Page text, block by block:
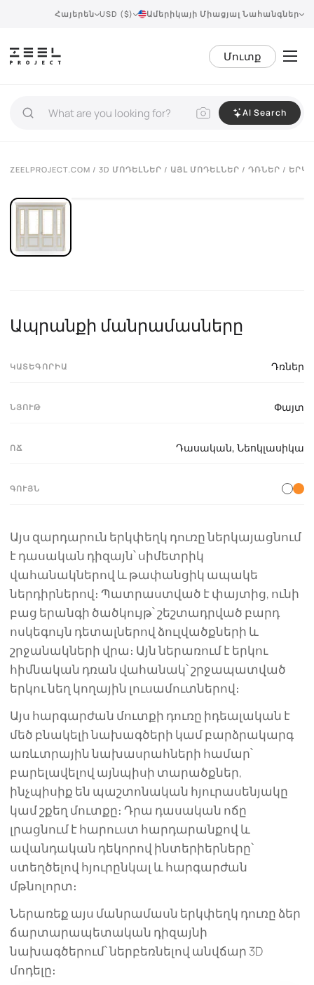
Հայերեն USD ($) Ամերիկայի Միացյալ Նահանգներ
Մուտք
AI Search
ZEELPROJECT.COM / 3D ՄՈԴԵԼՆԵՐ / ԱՅԼ ՄՈԴԵԼՆԵՐ / ԴՌՆԵՐ /
VIEW 360°
Ապրանքի մանրամասները
ԿԱՏԵԳՈՐԻԱ Դռներ
ՆՅՈՒԹ Փայտ
ՈՃ Դասական, Նեոկլասիկա
ԳՈՒՅՆ
Այս զարդարուն երկփեղկ դուռը ներկայացնում
է դասական դիզայն՝ սիմետրիկ
վահանակներով և թափանցիկ ապակե
ներդիրներով։ Պատրաստված է փայտից, ունի
բաց երանգի ծածկույթ՝ շեշտադրված բարդ
ոսկեգույն դետալներով ձուլվածքների և
շրջանակների վրա։ Այն ներառում է երկու
հիմնական դռան վահանակ՝ շրջապատված
երկու նեղ կողային լուսամուտներով։
Այս հարգարժան մուտքի դուռը իդեալական է
մեծ բնակելի նախագծերի կամ բարձրակարգ
առևտրային նախասրահների համար՝
բարելավելով այնպիսի տարածքներ,
ինչպիսիք են պաշտոնական հյուրասենյակը
կամ շքեղ մուտքը։ Դրա դասական ոճը
լրացնում է հարուստ հարդարանքով և
ավանդական դեկորով ինտերիերները՝
ստեղծելով հյուրընկալ և հարգարժան
մթնոլորտ։
Ներառեք այս մանրամասն երկփեղկ դուռը ձեր
ճարտարապետական դիզայնի
նախագծերում՝ ներբեռնելով անվճար 3D
մոդելը։